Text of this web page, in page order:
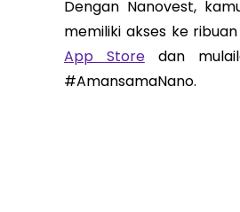
Dengan Nanovest,
memiliki akses ke
App Storedan
#AmansamaNano.